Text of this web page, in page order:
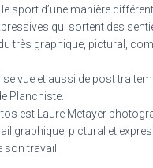
sport d’une manière
qui sortent des
très graphique, pictural,
vue et aussi de post
Planchiste.
est Laure Metayer
graphique, pictural et
son travail.